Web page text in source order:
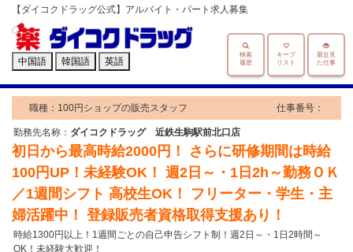
【ダイコクドラッグ公式】アルバイト・パート求人募集
中国語 韓国語 英語
最近見
た仕事
キープ
リスト
検索
履歴
職種：100円ショップの販売スタッフ 仕事番号：
勤務先名称： ダイコクドラッグ 近鉄生駒駅前北口店
初日から最高時給2000円！ さらに研修期間は時給
100円UP！未経験OK！ 週2日～・1日2h～勤務ＯＫ
／1週間シフト 高校生OK！ フリーター・学生・主
婦活躍中！ 登録販売者資格取得支援あり！
時給1300円以上！1週間ごとの自己申告シフト制！週2日～・1日2時間～
OK！未経験大歓迎！